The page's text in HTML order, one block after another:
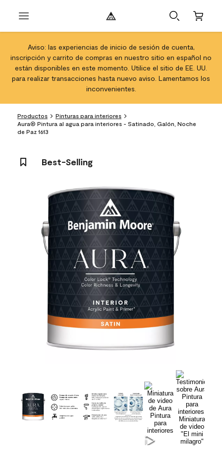
Aviso: las experiencias de inicio de sesión de cuenta,
inscripción y carrito de compras en nuestro sitio en español no
están disponibles en este momento. Utilice el sitio de EE. UU.
para realizar transacciones hasta nuevo aviso. Lamentamos los
inconvenientes.
Productos
Pinturas para interiores
Aura® Pintura al agua para interiores - Satinado, Galón, Noche
de Paz 1613
Best-Selling